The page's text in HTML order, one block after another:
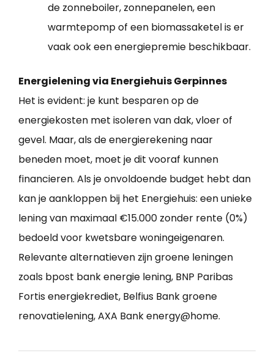
de zonneboiler, zonnepanelen, een
warmtepomp of een biomassaketel is er
vaak ook een energiepremie beschikbaar.
Energielening via Energiehuis Gerpinnes
Het is evident: je kunt besparen op de
energiekosten met isoleren van dak, vloer of
gevel. Maar, als de energierekening naar
beneden moet, moet je dit vooraf kunnen
financieren. Als je onvoldoende budget hebt dan
kan je aankloppen bij het Energiehuis: een unieke
lening van maximaal €15.000 zonder rente (0%)
bedoeld voor kwetsbare woningeigenaren.
Relevante alternatieven zijn groene leningen
zoals bpost bank energie lening, BNP Paribas
Fortis energiekrediet, Belfius Bank groene
renovatielening, AXA Bank energy@home.